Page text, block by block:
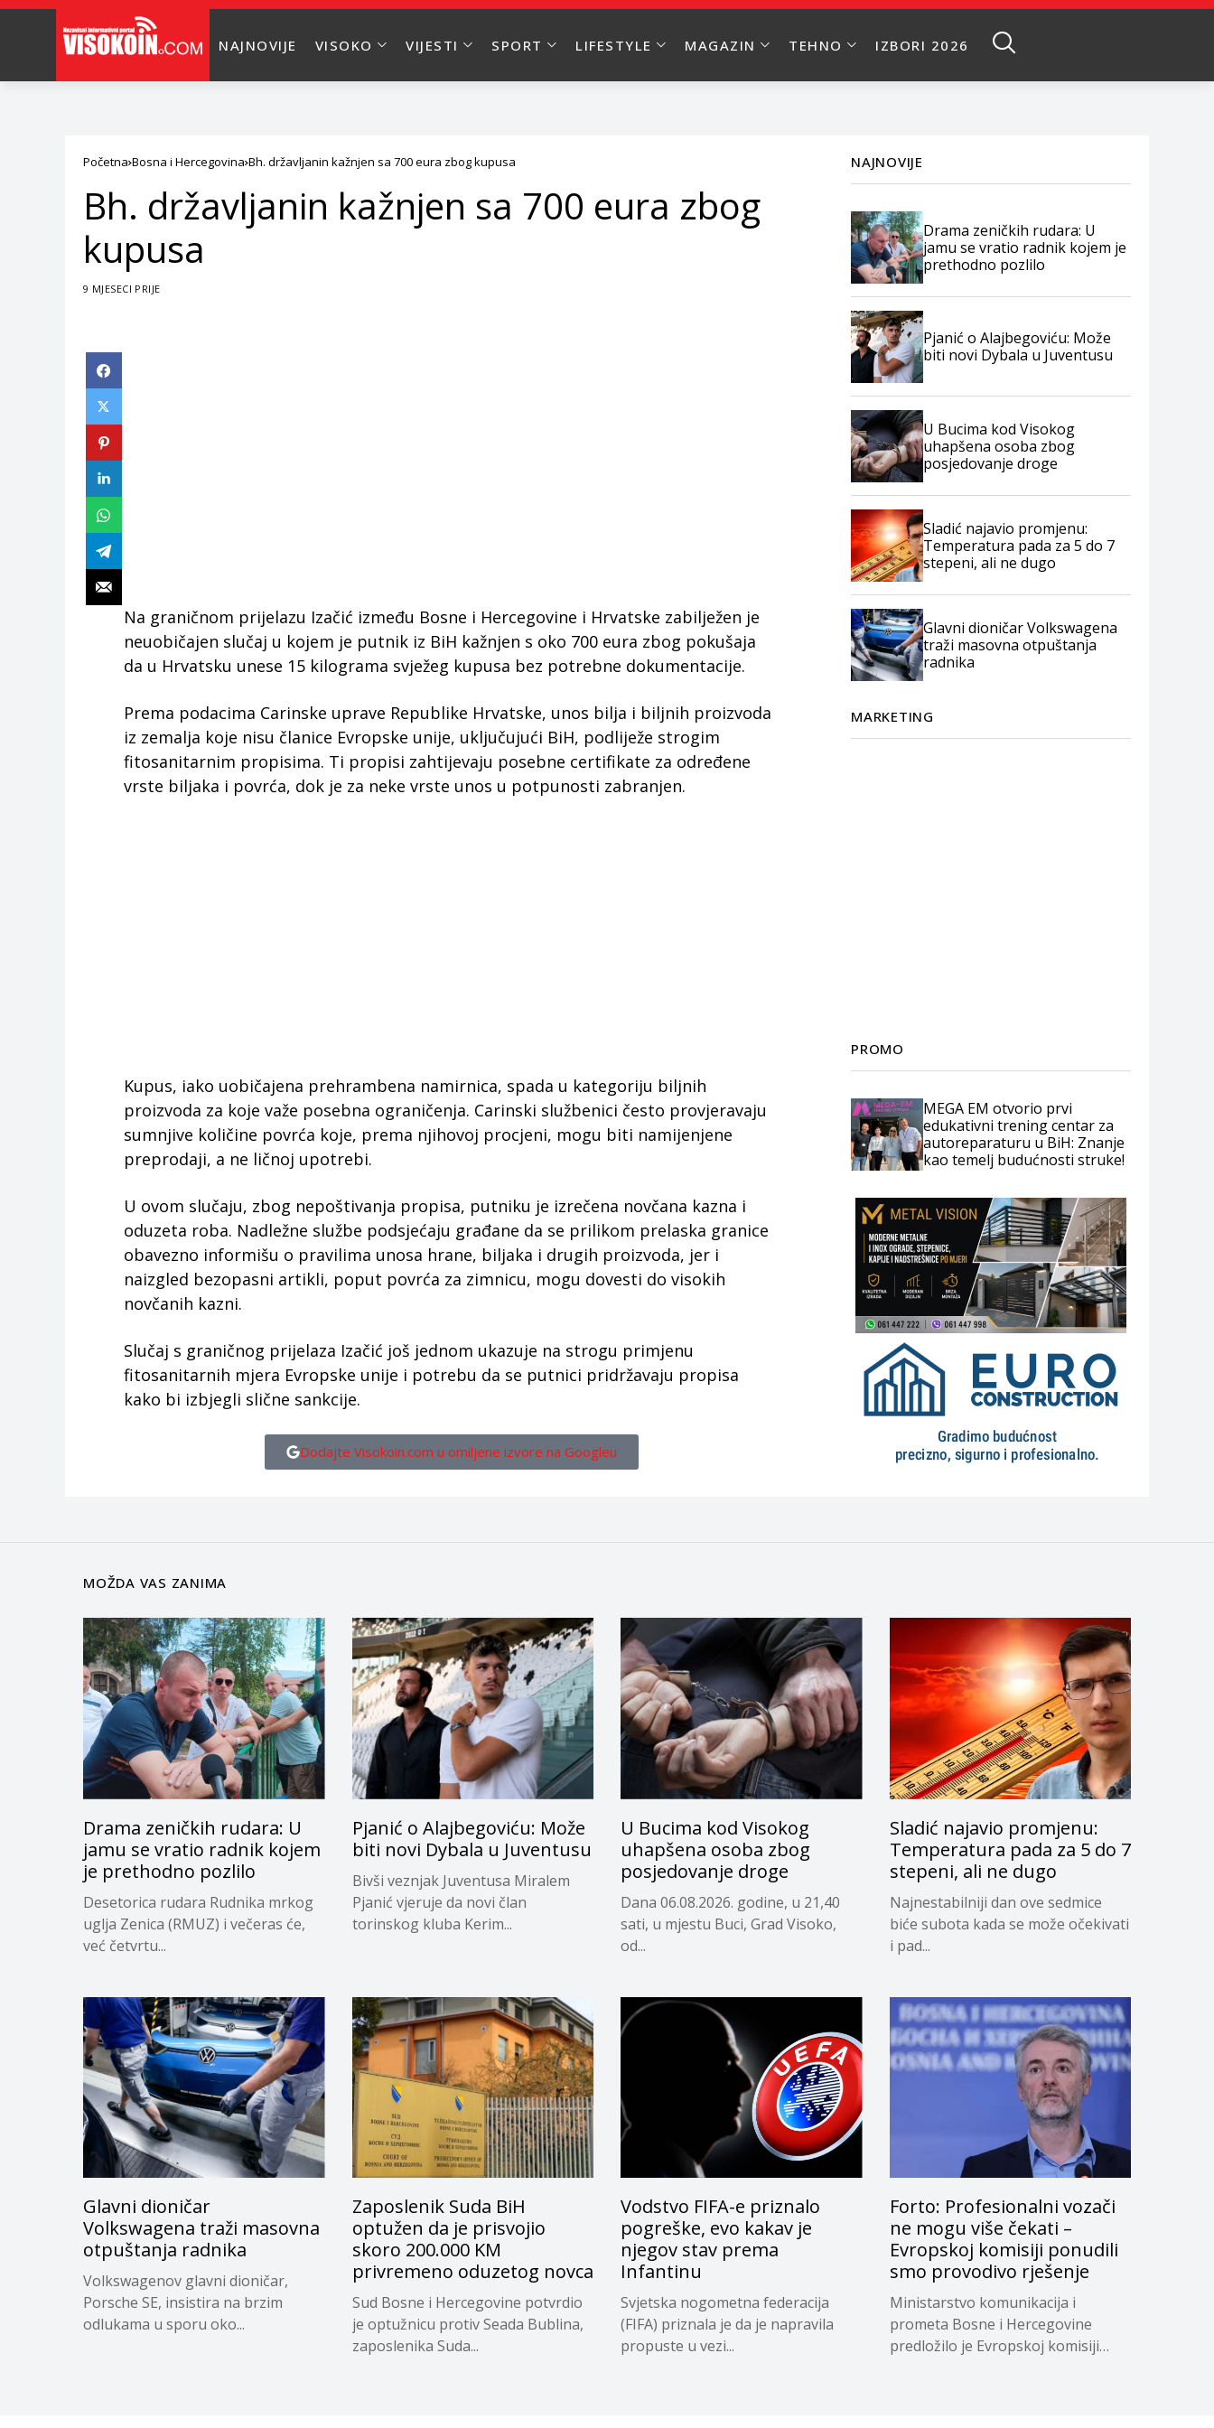
NAJNOVIJE VISOKO VIJESTI SPORT LIFESTYLE MAGAZIN TEHNO IZBORI 2026
Početna Bosna i Hercegovina Bh. državljanin kažnjen sa 700 eura zbog kupusa
Bh. državljanin kažnjen sa 700 eura zbog
kupusa
9 MJESECI PRIJE
Na graničnom prijelazu Izačić između Bosne i Hercegovine i Hrvatske zabilježen je
neuobičajen slučaj u kojem je putnik iz BiH kažnjen s oko 700 eura zbog pokušaja
da u Hrvatsku unese 15 kilograma svježeg kupusa bez potrebne dokumentacije.
Prema podacima Carinske uprave Republike Hrvatske, unos bilja i biljnih proizvoda
iz zemalja koje nisu članice Evropske unije, uključujući BiH, podliježe strogim
fitosanitarnim propisima. Ti propisi zahtijevaju posebne certifikate za određene
vrste biljaka i povrća, dok je za neke vrste unos u potpunosti zabranjen.
Kupus, iako uobičajena prehrambena namirnica, spada u kategoriju biljnih
proizvoda za koje važe posebna ograničenja. Carinski službenici često provjeravaju
sumnjive količine povrća koje, prema njihovoj procjeni, mogu biti namijenjene
preprodaji, a ne ličnoj upotrebi.
U ovom slučaju, zbog nepoštivanja propisa, putniku je izrečena novčana kazna i
oduzeta roba. Nadležne službe podsjećaju građane da se prilikom prelaska granice
obavezno informišu o pravilima unosa hrane, biljaka i drugih proizvoda, jer i
naizgled bezopasni artikli, poput povrća za zimnicu, mogu dovesti do visokih
novčanih kazni.
Slučaj s graničnog prijelaza Izačić još jednom ukazuje na strogu primjenu
fitosanitarnih mjera Evropske unije i potrebu da se putnici pridržavaju propisa
kako bi izbjegli slične sankcije.
Dodajte Visokoin.com u omiljene izvore na Googleu
NAJNOVIJE
Drama zeničkih rudara: U
jamu se vratio radnik kojem je
prethodno pozlilo
Pjanić o Alajbegoviću: Može
biti novi Dybala u Juventusu
U Bucima kod Visokog
uhapšena osoba zbog
posjedovanje droge
Sladić najavio promjenu:
Temperatura pada za 5 do 7
stepeni, ali ne dugo
Glavni dioničar Volkswagena
traži masovna otpuštanja
radnika
MARKETING
PROMO
MEGA EM otvorio prvi
edukativni trening centar za
autoreparaturu u BiH: Znanje
kao temelj budućnosti struke!
MOŽDA VAS ZANIMA
Drama zeničkih rudara: U
jamu se vratio radnik kojem
je prethodno pozlilo
Desetorica rudara Rudnika mrkog
uglja Zenica (RMUZ) i večeras će,
već četvrtu...
Pjanić o Alajbegoviću: Može
biti novi Dybala u Juventusu
Bivši veznjak Juventusa Miralem
Pjanić vjeruje da novi član
torinskog kluba Kerim...
U Bucima kod Visokog
uhapšena osoba zbog
posjedovanje droge
Dana 06.08.2026. godine, u 21,40
sati, u mjestu Buci, Grad Visoko,
od...
Sladić najavio promjenu:
Temperatura pada za 5 do 7
stepeni, ali ne dugo
Najnestabilniji dan ove sedmice
biće subota kada se može očekivati
i pad...
Glavni dioničar
Volkswagena traži masovna
otpuštanja radnika
Volkswagenov glavni dioničar,
Porsche SE, insistira na brzim
odlukama u sporu oko...
Zaposlenik Suda BiH
optužen da je prisvojio
skoro 200.000 KM
privremeno oduzetog novca
Sud Bosne i Hercegovine potvrdio
je optužnicu protiv Seada Bublina,
zaposlenika Suda...
Vodstvo FIFA-e priznalo
pogreške, evo kakav je
njegov stav prema
Infantinu
Svjetska nogometna federacija
(FIFA) priznala je da je napravila
propuste u vezi...
Forto: Profesionalni vozači
ne mogu više čekati –
Evropskoj komisiji ponudili
smo provodivo rješenje
Ministarstvo komunikacija i
prometa Bosne i Hercegovine
predložilo je Evropskoj komisiji